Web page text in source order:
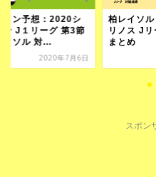
メン予想：2020シ
ン J１リーグ 第3節
イソル 対...
2020年7月6日
柏レイソ
リノス Jリ
まとめ
スポン